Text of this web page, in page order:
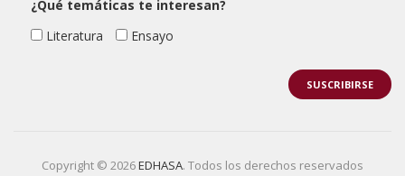
¿Qué temáticas te interesan?
Literatura
Ensayo
Copyright © 2026EDHASA. Todos los derechos reservados